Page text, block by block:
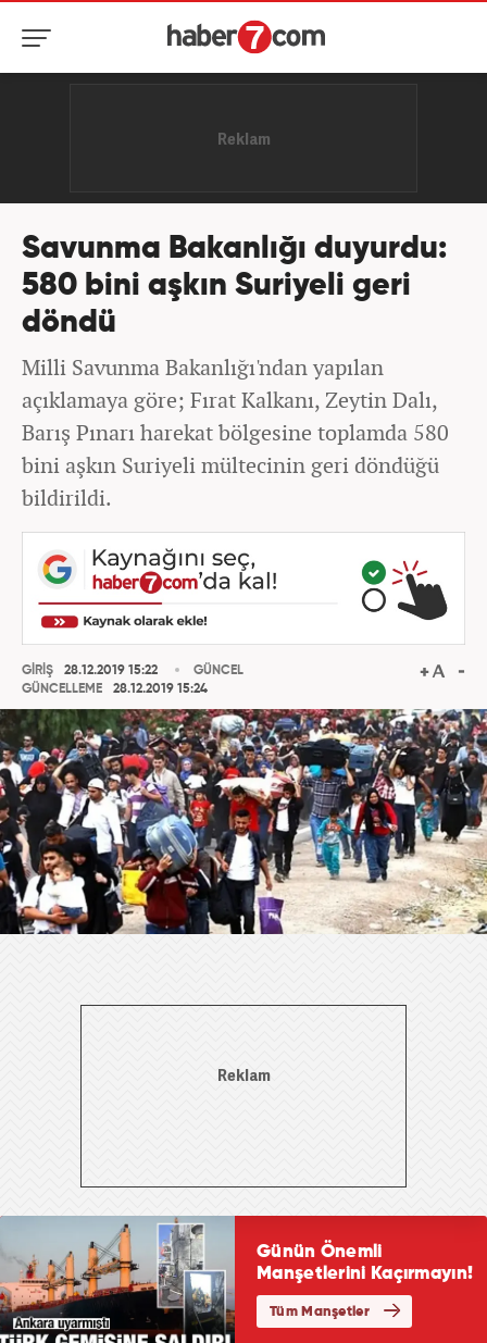
Savunma Bakanlığı duyurdu:
580 bini aşkın Suriyeli geri
döndü
Milli Savunma Bakanlığı'ndan yapılan
açıklamaya göre; Fırat Kalkanı, Zeytin Dalı,
Barış Pınarı harekat bölgesine toplamda 580
bini aşkın Suriyeli mültecinin geri döndüğü
bildirildi.
GİRİŞ
28.12.2019 15:22
GÜNCELLEME
28.12.2019 15:24
GÜNCEL